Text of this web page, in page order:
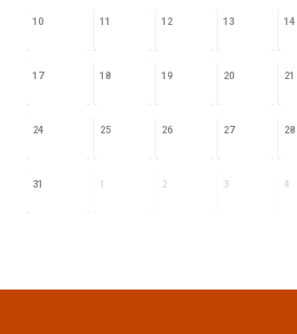
10 11 12 13 14
17 18 19 20 21
24 25 26 27 28
31 1 2 3 4